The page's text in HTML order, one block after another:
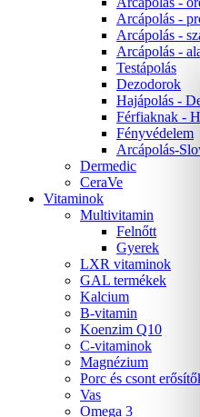
Arcápolás -
Arcápolás -
Arcápolás -
Testápolás
Dezodorok
Hajápolás -
Férfiaknak -
Fényvédelem
Arcápolás-
Dermedic
CeraVe
Vitaminok
Multivitamin
Felnőtt
Gyerek
LXR vitaminok
GAL termékek
Kalcium
B-vitamin
Koenzim Q10
C-vitaminok
Magnézium
Porc és csont
Vas
Omega 3